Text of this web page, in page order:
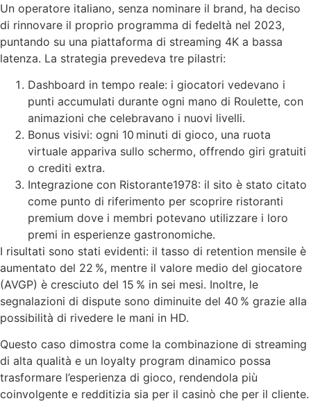
Un operatore italiano, senza nominare il brand, ha deciso
di rinnovare il proprio programma di fedeltà nel 2023,
puntando su una piattaforma di streaming 4K a bassa
latenza. La strategia prevedeva tre pilastri:
Dashboard in tempo reale: i giocatori vedevano i
punti accumulati durante ogni mano di Roulette, con
animazioni che celebravano i nuovi livelli.
Bonus visivi: ogni 10 minuti di gioco, una ruota
virtuale appariva sullo schermo, offrendo giri gratuiti
o crediti extra.
Integrazione con Ristorante1978: il sito è stato citato
come punto di riferimento per scoprire ristoranti
premium dove i membri potevano utilizzare i loro
premi in esperienze gastronomiche.
I risultati sono stati evidenti: il tasso di retention mensile è
aumentato del 22 %, mentre il valore medio del giocatore
(AVGP) è cresciuto del 15 % in sei mesi. Inoltre, le
segnalazioni di dispute sono diminuite del 40 % grazie alla
possibilità di rivedere le mani in HD.
Questo caso dimostra come la combinazione di streaming
di alta qualità e un loyalty program dinamico possa
trasformare l’esperienza di gioco, rendendola più
coinvolgente e redditizia sia per il casinò che per il cliente.